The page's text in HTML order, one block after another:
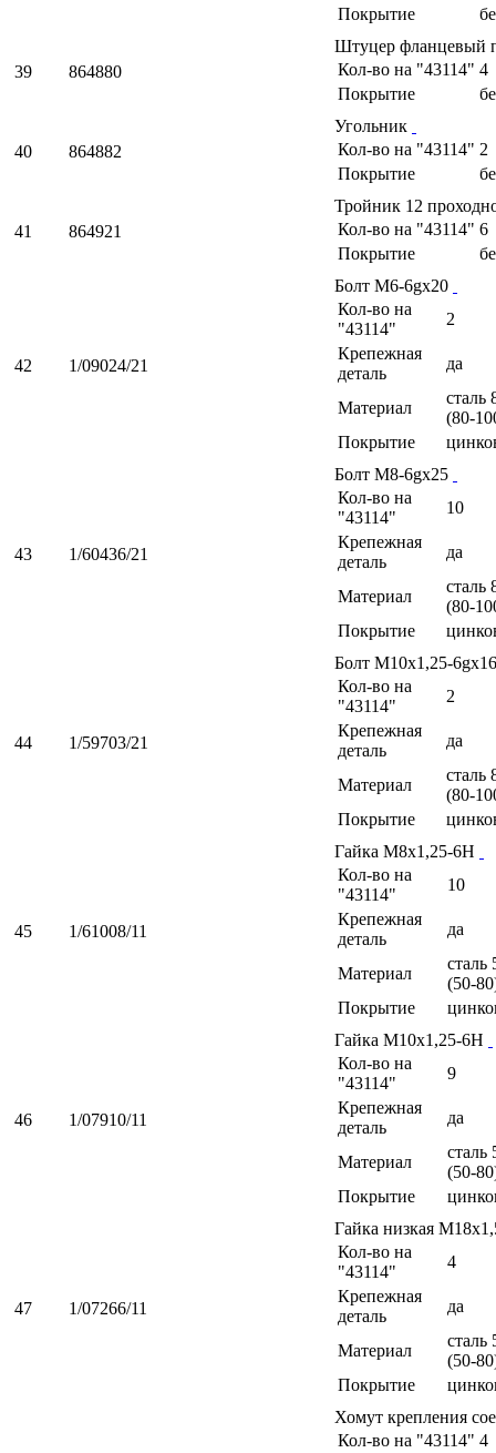
Покрытие
39 864880
Штуцер фланцевый
Кол-во на "43114" 4
Покрытие
40 864882
Угольник
Кол-во на "43114" 2
Покрытие
41 864921
Тройник 12
Кол-во на "43114" 6
Покрытие
42 1/09024/21
Болт М6-6gх20
Кол-во на
"43114"
2
Крепежная
деталь
да
Материал
сталь
(80-
Покрытие
43 1/60436/21
Болт М8-6gх25
Кол-во на
"43114"
10
Крепежная
деталь
да
Материал
сталь
(80-
Покрытие
44 1/59703/21
Болт М10х1,25-
Кол-во на
"43114"
2
Крепежная
деталь
да
Материал
сталь
(80-
Покрытие
45 1/61008/11
Гайка М8х1,25-6Н
Кол-во на
"43114"
10
Крепежная
деталь
да
Материал
сталь
(50-
Покрытие
46 1/07910/11
Гайка М10х1,25-6Н
Кол-во на
"43114"
9
Крепежная
деталь
да
Материал
сталь
(50-
Покрытие
47 1/07266/11
Гайка низкая
Кол-во на
"43114"
4
Крепежная
деталь
да
Материал
сталь
(50-
Покрытие
Хомут крепления
Кол-во на "43114" 4